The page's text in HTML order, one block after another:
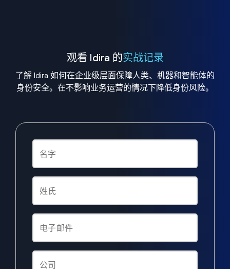
观看 Idira 的实战记录
了解 Idira 如何在企业级层面保障人类、机器和智能体的
身份安全。在不影响业务运营的情况下降低身份风险。